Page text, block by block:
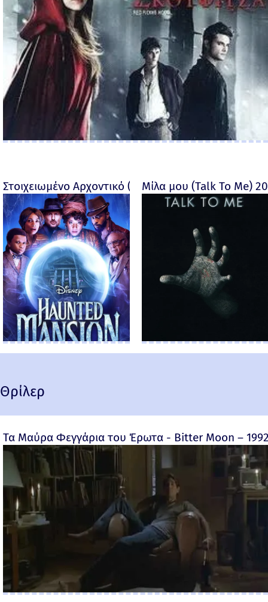
Στοιχειωμένο Αρχοντικό (Haunted Mansion) - 2023
Μίλα μου (Talk To Me)
Θρίλερ
Τα Μαύρα Φεγγάρια του Έρωτα - Bitter Moon –